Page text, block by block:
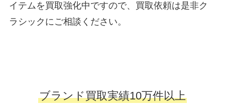
イテムを買取強化中ですので、買取依頼は是非ク
ラシックにご相談ください。
ブランド買取実績10万件以上